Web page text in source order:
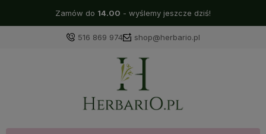
Zamów do 14.00 - wyślemy jeszcze dziś!
516 869 974 shop@herbario.pl